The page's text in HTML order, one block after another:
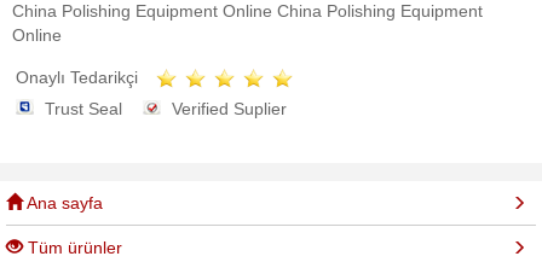
China Polishing Equipment Online China Polishing Equipment
Online
Onaylı Tedarikçi
Trust Seal
Verified Suplier
Ana sayfa
Tüm ürünler